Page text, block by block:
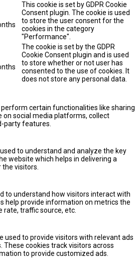
This cookie is set by GDPR Cookie
Consent plugin. The cookie is used
to store the user consent for the
cookies in the category
"Performance".
The cookie is set by the GDPR
Cookie Consent plugin and is used
to store whether or not user has
consented to the use of cookies. It
does not store any personal data.
perform certain functionalities like sharing
social media platforms, collect
party features.
to understand and analyze the key
website which helps in delivering a
the visitors.
to understand how visitors interact with
help provide information on metrics the
rate, traffic source, etc.
used to provide visitors with relevant ads
These cookies track visitors across
to provide customized ads.